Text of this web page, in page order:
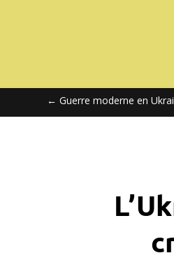
←Guerre moderne en